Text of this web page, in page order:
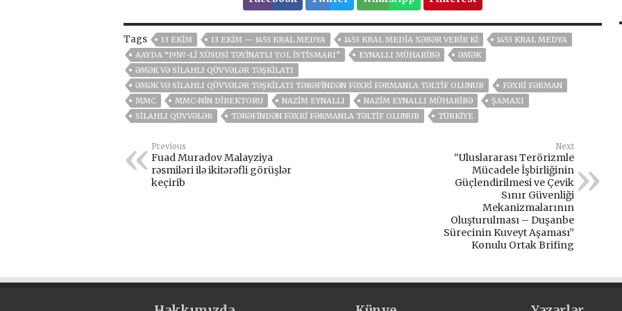
Tags 13 EKIM 13 EKIM — 1453 KRAL MEDYA 1453 KRAL MEDIA XƏBƏR VERIR KI
1453 KRAL MEDYA
AAYDA “19№-LI XÜSUSI TƏYINATLI YOL İSTISMARI”
EYNALLI MÜHARIBƏ
ƏMƏK
ƏMƏK VƏ SILAHLI QÜVVƏLƏR TƏŞKILATI
ƏMƏK VƏ SILAHLI QÜVVƏLƏR TƏŞKILATI TƏRƏFINDƏN FƏXRI FƏRMANLA TƏLTIF OLUNUB
FƏXRI FƏRMAN
MMC
MMC-NIN DIREKTORU NAZIM EYNALLI NAZIM EYNALLI MÜHARIBƏ
ŞAMAXI
SILAHLI QÜVVƏLƏR
TƏRƏFINDƏN FƏXRI FƏRMANLA TƏLTIF OLUNUB TÜRKİYE
Previous
Fuad Muradov Malayziya
rəsmiləri ilə ikitərəfli görüşlər
keçirib
Next
“Uluslararası Terörizmle
Mücadele İşbirliğinin
Güçlendirilmesi ve Çevik
Sınır Güvenliği
Mekanizmalarının
Oluşturulması – Duşanbe
Sürecinin Kuveyt Aşaması”
Konulu Ortak Brifing